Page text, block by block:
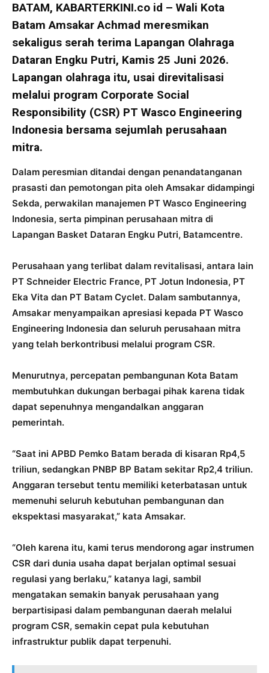
BATAM, KABARTERKINI.co id – Wali Kota
Batam Amsakar Achmad meresmikan
sekaligus serah terima Lapangan Olahraga
Dataran Engku Putri, Kamis 25 Juni 2026.
Lapangan olahraga itu, usai direvitalisasi
melalui program Corporate Social
Responsibility (CSR) PT Wasco Engineering
Indonesia bersama sejumlah perusahaan
mitra.
Dalam peresmian ditandai dengan penandatanganan
prasasti dan pemotongan pita oleh Amsakar didampingi
Sekda, perwakilan manajemen PT Wasco Engineering
Indonesia, serta pimpinan perusahaan mitra di
Lapangan Basket Dataran Engku Putri, Batamcentre.
Perusahaan yang terlibat dalam revitalisasi, antara lain
PT Schneider Electric France, PT Jotun Indonesia, PT
Eka Vita dan PT Batam Cyclet. Dalam sambutannya,
Amsakar menyampaikan apresiasi kepada PT Wasco
Engineering Indonesia dan seluruh perusahaan mitra
yang telah berkontribusi melalui program CSR.
Menurutnya, percepatan pembangunan Kota Batam
membutuhkan dukungan berbagai pihak karena tidak
dapat sepenuhnya mengandalkan anggaran
pemerintah.
“Saat ini APBD Pemko Batam berada di kisaran Rp4,5
triliun, sedangkan PNBP BP Batam sekitar Rp2,4 triliun.
Anggaran tersebut tentu memiliki keterbatasan untuk
memenuhi seluruh kebutuhan pembangunan dan
ekspektasi masyarakat,” kata Amsakar.
“Oleh karena itu, kami terus mendorong agar instrumen
CSR dari dunia usaha dapat berjalan optimal sesuai
regulasi yang berlaku,” katanya lagi, sambil
mengatakan semakin banyak perusahaan yang
berpartisipasi dalam pembangunan daerah melalui
program CSR, semakin cepat pula kebutuhan
infrastruktur publik dapat terpenuhi.